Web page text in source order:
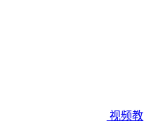
视频教